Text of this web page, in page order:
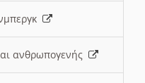
ανθρωπογενής